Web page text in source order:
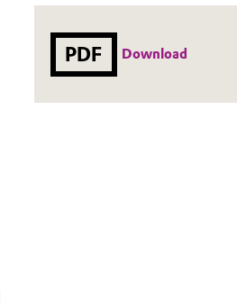
PDF Download